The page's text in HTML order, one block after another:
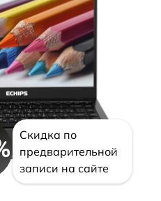
Скидка по
предварительной
записи на сайте